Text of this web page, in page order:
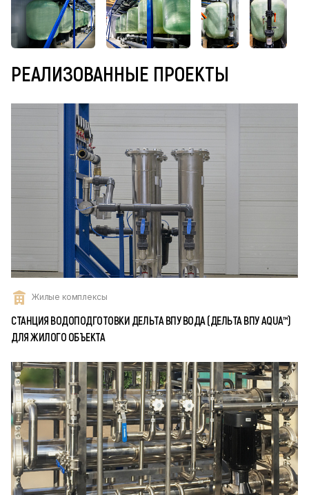
РЕАЛИЗОВАННЫЕ ПРОЕКТЫ
Жилые комплексы
СТАНЦИЯ ВОДОПОДГОТОВКИ ДЕЛЬТА ВПУ ВОДА (ДЕЛЬТА ВПУ AQUA™)
ДЛЯ ЖИЛОГО ОБЪЕКТА